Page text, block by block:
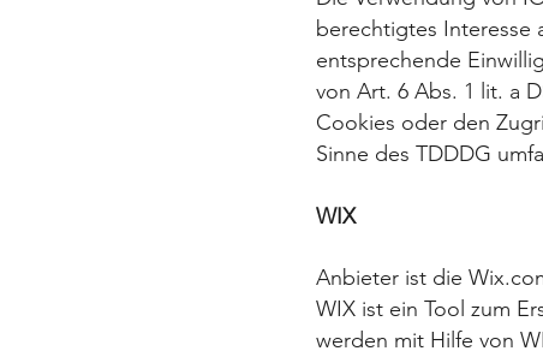
berechtigtes Interesse
entsprechende
von Art. 6 Abs. 1 lit. a
Cookies oder den
Sinne des TDDDG
WIX
Anbieter ist die
WIX ist ein Tool zum
werden mit Hilfe von